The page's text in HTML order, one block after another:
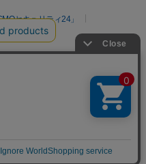
セキュリティ24」
断